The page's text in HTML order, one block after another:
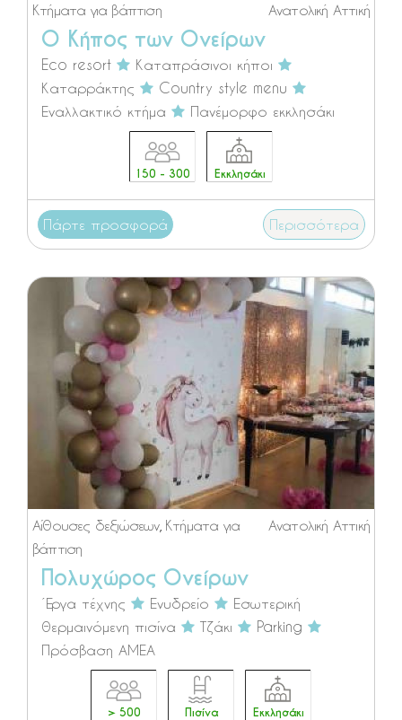
Ανατολική Αττική
Κτήματα για βάπτιση
Ο Κήπος των Ονείρων
Eco resort
Καταπράσινοι κήποι
Καταρράκτης
Country style menu
Εναλλακτικό κτήμα
Πανέμορφο εκκλησάκι
150 - 300 Εκκλησάκι
Πάρτε προσφορά Περισσότερα
Ανατολική Αττική
Αίθουσες δεξιώσεων, Κτήματα για
βάπτιση
Πολυχώρος Ονείρων
Έργα τέχνης Ενυδρείο
Εσωτερική
θερμαινόμενη πισίνα
Τζάκι
Parking
Πρόσβαση ΑΜΕΑ
> 500 Πισίνα Εκκλησάκι